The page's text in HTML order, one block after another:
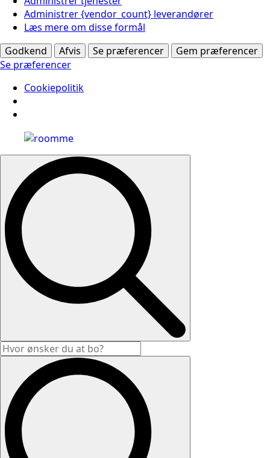
Administrer {vendor_count} leverandører
Læs mere om disse formål
Godkend
Afvis Se præferencer
Gem præferencer
Se præferencer
Cookiepolitik
Search